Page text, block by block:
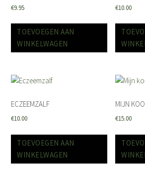
€9.95
TOEVOEGEN AAN
WINKELWAGEN
€10.00
ECZEEMZALF
€10.00
TOEVOEGEN AAN
WINKELWAGEN
MIJN
€15.00